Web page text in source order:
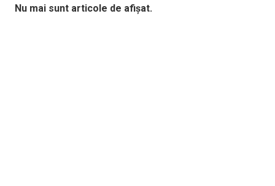
Nu mai sunt articole de afișat.